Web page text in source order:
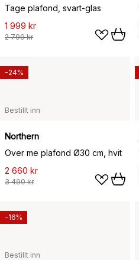
Tage plafond, svart-glas
1 999 kr
2 799 kr
Bestillt inn
Northern
Over me plafond Ø30 cm, hvit
2 660 kr
3 490 kr
-24%
Bestillt inn
-16%